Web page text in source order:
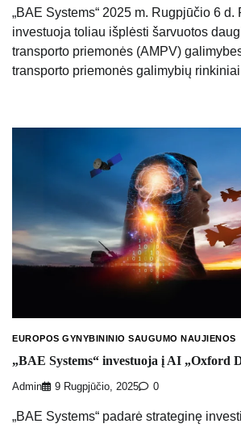
„BAE Systems“ 2025 m. Rugpjūčio 6 d.
investuoja toliau išplėsti šarvuotos
transporto priemonės (AMPV)
transporto priemonės galimybių
EUROPOS GYNYBININIO SAUGUMO NAUJIENOS
„BAE Systems“ investuoja į AI „Oxford
Admin 9 Rugpjūčio, 2025 0
„BAE Systems“ padarė strateginę